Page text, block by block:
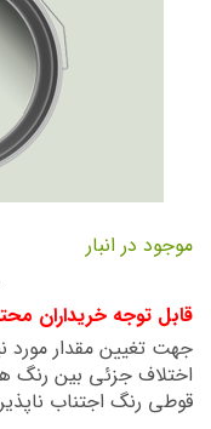
موجود در انبار
قابل توجه خریداران
جهت تغیین مقدار مورد
اختلاف جزئی بین رنگ
قوطی رنگ اجتناب